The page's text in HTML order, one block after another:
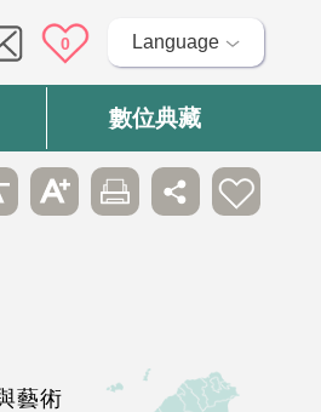
0 Language
數位典藏
藝術